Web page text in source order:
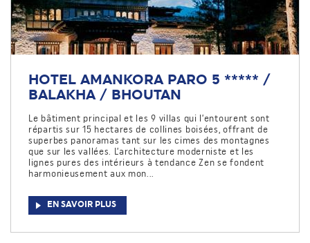
HOTEL AMANKORA PARO 5 ***** /
BALAKHA / BHOUTAN
Le bâtiment principal et les 9 villas qui l’entourent sont
répartis sur 15 hectares de collines boisées, offrant de
superbes panoramas tant sur les cimes des montagnes
que sur les vallées. L’architecture moderniste et les
lignes pures des intérieurs à tendance Zen se fondent
harmonieusement aux mon...
EN SAVOIR PLUS